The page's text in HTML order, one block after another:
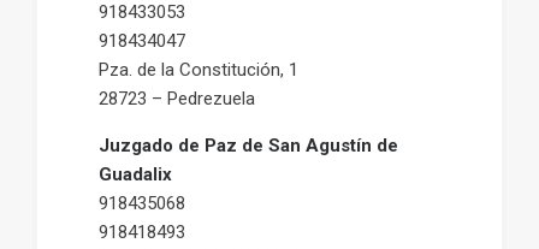
918433053
918434047
Pza. de la Constitución, 1
28723 – Pedrezuela
Juzgado de Paz de San Agustín de
Guadalix
918435068
918418493